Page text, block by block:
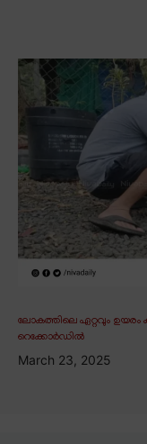
ലോകത്തിലെ ഏറ്റവും ഉയരം
റെക്കോർഡിൽ
March 23, 2025